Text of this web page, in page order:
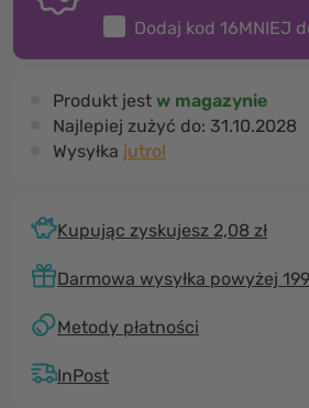
Dodaj kod 16MNIEJ
Produkt jest w magazynie
Najlepiej zużyć do: 31.10.2028
Wysyłka jutro!
Kupując zyskujesz 2,08 zł
Darmowa wysyłka powyżej 199
Metody płatności
InPost